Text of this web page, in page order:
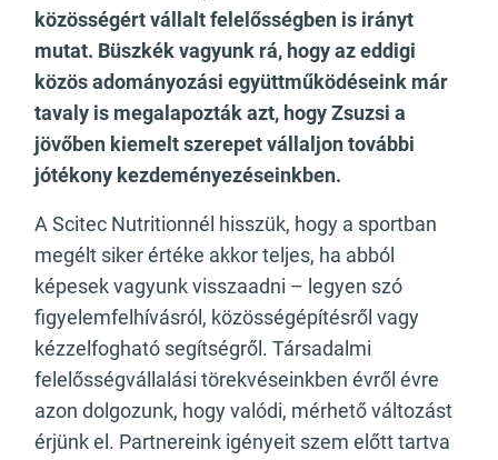
közösségért vállalt felelősségben is irányt
mutat. Büszkék vagyunk rá, hogy az eddigi
közös adományozási együttműködéseink már
tavaly is megalapozták azt, hogy Zsuzsi a
jövőben kiemelt szerepet vállaljon további
jótékony kezdeményezéseinkben.
A Scitec Nutritionnél hisszük, hogy a sportban
megélt siker értéke akkor teljes, ha abból
képesek vagyunk visszaadni – legyen szó
figyelemfelhívásról, közösségépítésről vagy
kézzelfogható segítségről. Társadalmi
felelősségvállalási törekvéseinkben évről évre
azon dolgozunk, hogy valódi, mérhető változást
érjünk el. Partnereink igényeit szem előtt tartva